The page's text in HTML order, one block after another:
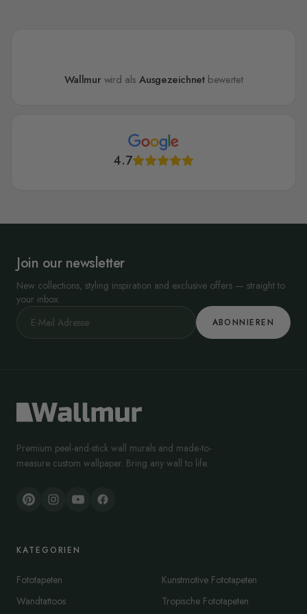
Wallmur wird alsAusgezeichnetbewertet
4.7
Join our newsletter
New collections, styling inspiration and exclusive offers — straight to
your inbox.
ABONNIEREN
Premium peel-and-stick wall murals and made-to-
measure custom wallpaper. Bring any wall to life.
KATEGORIEN
Fototapeten
Wandtattoos
Kunstmotive Fototapeten
Tropische Fototapeten